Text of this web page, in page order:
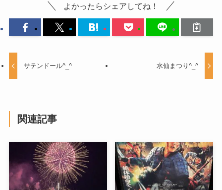
よかったらシェアしてね！
サテンドール^_^ 水仙まつり^_^
関連記事